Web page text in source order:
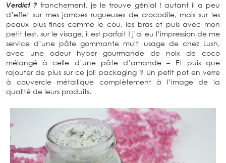
Verdict ? franchement, je le trouve génial ! autant il a peu
d’effet sur mes jambes rugueuses de crocodile, mais sur les
peaux plus fines comme le cou, les bras et puis avec mon
petit test, sur le visage, il est parfait ! j’ai eu l’impression de me
service d’une pâte gommante multi usage de chez Lush,
avec une odeur hyper gourmande de noix de coco
mélangé à celle d’une pâte d’amande – Et puis que
rajouter de plus sur ce joli packaging ? Un petit pot en verre
à couvercle métallique complètement à l’image de la
qualité de leurs produits.